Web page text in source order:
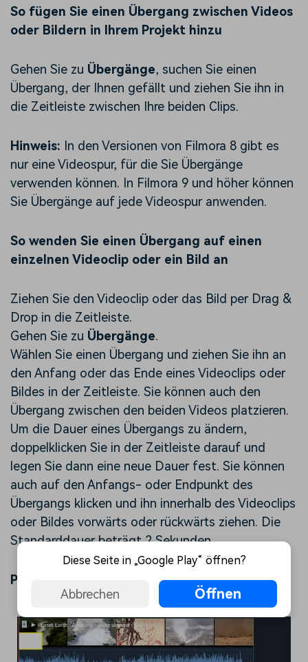
So fügen Sie einen Übergang zwischen Videos
oder Bildern in Ihrem Projekt hinzu
Gehen Sie zu Übergänge, suchen Sie einen
Übergang, der Ihnen gefällt und ziehen Sie ihn in
die Zeitleiste zwischen Ihre beiden Clips.
Hinweis: In den Versionen von Filmora 8 gibt es
nur eine Videospur, für die Sie Übergänge
verwenden können. In Filmora 9 und höher können
Sie Übergänge auf jede Videospur anwenden.
So wenden Sie einen Übergang auf einen
einzelnen Videoclip oder ein Bild an
Ziehen Sie den Videoclip oder das Bild per Drag &
Drop in die Zeitleiste.
Gehen Sie zu Übergänge.
Wählen Sie einen Übergang und ziehen Sie ihn an
den Anfang oder das Ende eines Videoclips oder
Bildes in der Zeitleiste. Sie können auch den
Übergang zwischen den beiden Videos platzieren.
Um die Dauer eines Übergangs zu ändern,
doppelklicken Sie in der Zeitleiste darauf und
legen Sie dann eine neue Dauer fest. Sie können
auch auf den Anfangs- oder Endpunkt des
Übergangs klicken und ihn innerhalb des Videoclips
oder Bildes vorwärts oder rückwärts ziehen. Die
Standarddauer beträgt 2 Sekunden.
Präfix Übergang
Diese Seite in „Google Play“ öffnen?
Abbrechen Öffnen